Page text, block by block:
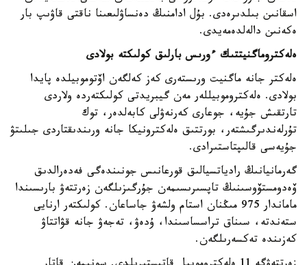
اسقانىن بىلدىرەدى. بۇل ادامنىڭ دەنساۋلىعىنا ناقتى قاۋىپ بار
ەكەنىن دالەلدەمەيدى.
ەلەكتروماگنيتتىك ءورىس بارلىق كولىكتە بولادى
ەلەكتر جانە ماگنيت ورىستەرى كەز كەلگەن اۆتوموبيلدە پايدا
بولادى. ەلەكتروموبيللەر مەن گيبريدتى كولىكتەردە ولاردى
تارتقىش جۇيە، جوعارى كەرنەۋلى كابەلدەر، توك
تۇرلەندىرگىشتەر، بورتتىق ەلەكترونيكا جانە ورىندىقتاردى جىلىتۋ
جۇيەسى قالىپتاستىرادى.
گەرمانيانىڭ رادياتسيالىق قورعانىس جونىندەگى فەدەرالدىق
ۆەدومستۆوسىنىڭ تاپسىرىسىمەن جۇرگىزىلگەن زەرتتەۋ بارىسىندا
ماماندار 975 مىڭنان استام ولشەۋ جاساعان. كولىكتەر ارنايى
ستەندتە، سىناق تراسساسىندا، ۇدەۋ، تەجەۋ جانە قۋاتتاۋ
كەزىندە تەكسەرىلگەن.